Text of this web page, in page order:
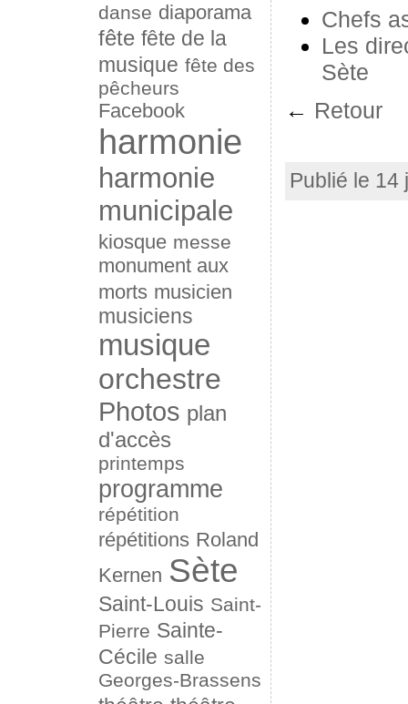
danse diaporama
fête fête de la
musique fête des
pêcheurs
Facebook
harmonie
harmonie
municipale
kiosque messe
monument aux
morts musicien
musiciens
musique
orchestre
Photos plan
d'accès
printemps
programme
répétition
répétitions Roland
Kernen Sète
Saint-Louis Saint-
Pierre Sainte-
Cécile salle
Georges-Brassens
Chefs
Les
Sète
← Retour
Publié le 14